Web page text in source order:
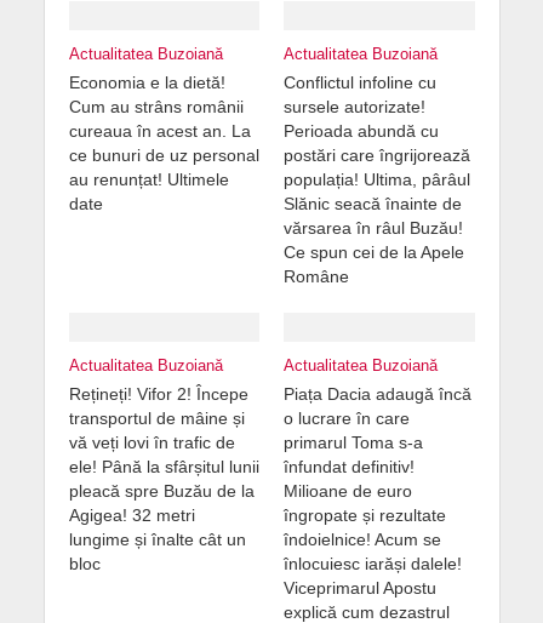
Actualitatea Buzoiană
Economia e la dietă!
Cum au strâns românii
cureaua în acest an. La
ce bunuri de uz personal
au renunțat! Ultimele
date
Actualitatea Buzoiană
Conflictul infoline cu
sursele autorizate!
Perioada abundă cu
postări care îngrijorează
populația! Ultima, pârâul
Slănic seacă înainte de
vărsarea în râul Buzău!
Ce spun cei de la Apele
Române
Actualitatea Buzoiană
Rețineți! Vifor 2! Începe
transportul de mâine și
vă veți lovi în trafic de
ele! Până la sfârșitul lunii
pleacă spre Buzău de la
Agigea! 32 metri
lungime și înalte cât un
bloc
Actualitatea Buzoiană
Piața Dacia adaugă încă
o lucrare în care
primarul Toma s-a
înfundat definitiv!
Milioane de euro
îngropate și rezultate
îndoielnice! Acum se
înlocuiesc iarăși dalele!
Viceprimarul Apostu
explică cum dezastrul